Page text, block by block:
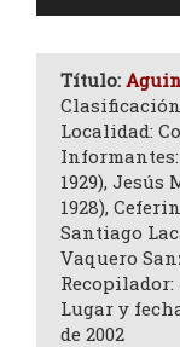
Título:
Localidad:
1929), Jesús
1928),
Santiago
Vaquero
Lugar y
de 2002